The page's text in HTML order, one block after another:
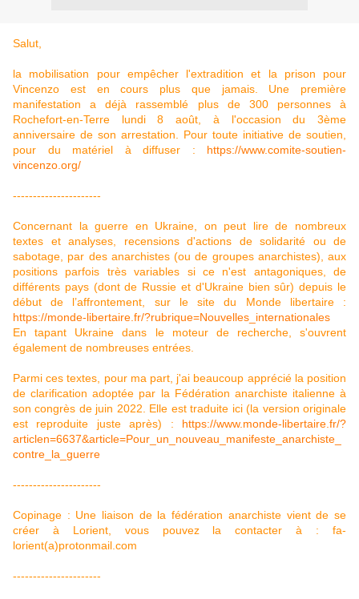
Salut,
la mobilisation pour empêcher l'extradition et la prison pour
Vincenzo est en cours plus que jamais. Une première
manifestation a déjà rassemblé plus de 300 personnes à
Rochefort-en-Terre lundi 8 août, à l'occasion du 3ème
anniversaire de son arrestation. Pour toute initiative de soutien,
pour du matériel à diffuser : https://www.comite-soutien-
vincenzo.org/
----------------------
Concernant la guerre en Ukraine, on peut lire de nombreux
textes et analyses, recensions d'actions de solidarité ou de
sabotage, par des anarchistes (ou de groupes anarchistes), aux
positions parfois très variables si ce n'est antagoniques, de
différents pays (dont de Russie et d'Ukraine bien sûr) depuis le
début de l’affrontement, sur le site du Monde libertaire :
https://monde-libertaire.fr/?rubrique=Nouvelles_internationales
En tapant Ukraine dans le moteur de recherche, s'ouvrent
également de nombreuses entrées.
Parmi ces textes, pour ma part, j'ai beaucoup apprécié la position
de clarification adoptée par la Fédération anarchiste italienne à
son congrès de juin 2022. Elle est traduite ici (la version originale
est reproduite juste après) : https://www.monde-libertaire.fr/?
articlen=6637&article=Pour_un_nouveau_manifeste_anarchiste_
contre_la_guerre
----------------------
Copinage : Une liaison de la fédération anarchiste vient de se
créer à Lorient, vous pouvez la contacter à : fa-
lorient(a)protonmail.com
----------------------